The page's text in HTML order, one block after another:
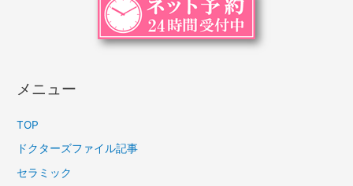
メニュー
TOP
ドクターズファイル記事
セラミック